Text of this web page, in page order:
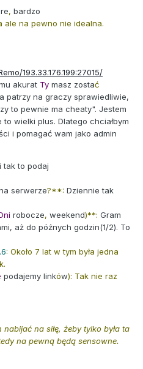
, bardzo
ale na pewno nie idealna.
193.33.176.199:27015/
akurat Ty masz zostać
patrzy na graczy sprawiedliwie,
to pewnie ma cheaty". Jestem
wielki plus. Dlatego chciałbym
i pomagać wam jako admin
tak to podaj
serwerze?**: Dziennie tak
robocze, weekend)**: Gram
aż do późnych godzin(1/2). To
: Około 7 lat w tym była jedna
podajemy linków): Tak nie raz
na siłę, żeby tylko była ta
na pewną będą sensowne.